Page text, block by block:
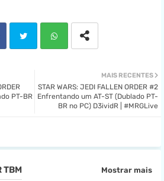
ter tsa
MAIS RECENTES
STAR WARS: JEDI FALLEN ORDER #2
Enfrentando um AT-ST (Dublado PT-
BR no PC) D3ividR | #MRGLive
PT-BR
TBM Mostrar mais